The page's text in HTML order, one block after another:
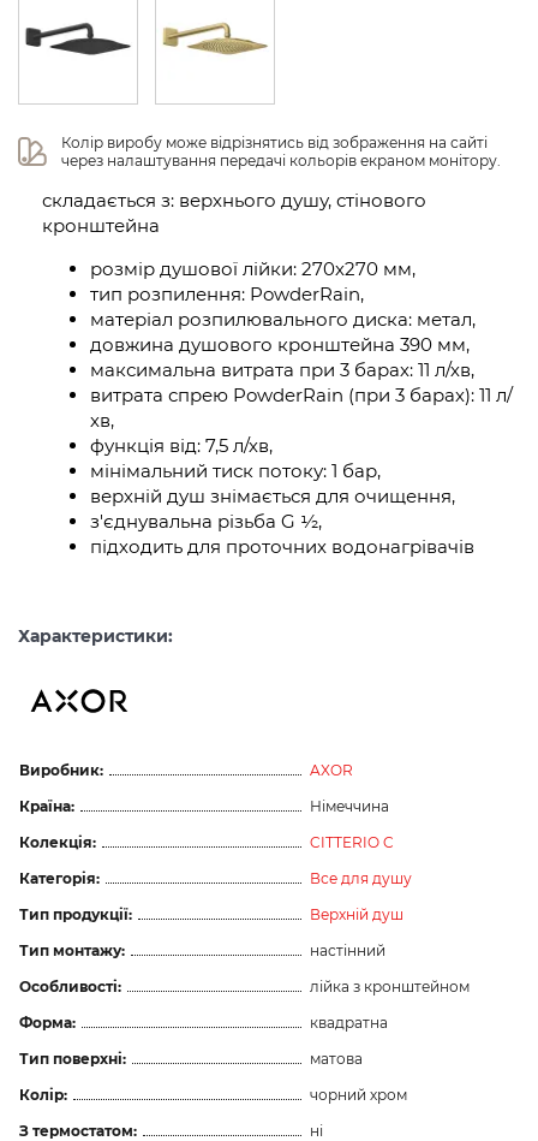
Колір виробу може відрізнятись від зображення на сайті
через налаштування передачі кольорів екраном монітору.
складається з: верхнього душу, стінового
кронштейна
розмір душової лійки: 270х270 мм,
тип розпилення: PowderRain,
матеріал розпилювального диска: метал,
довжина душового кронштейна 390 мм,
максимальна витрата при 3 барах: 11 л/хв,
витрата спрею PowderRain (при 3 барах): 11 л/
хв,
функція від: 7,5 л/хв,
мінімальний тиск потоку: 1 бар,
верхній душ знімається для очищення,
з'єднувальна різьба G ½,
підходить для проточних водонагрівачів
Характеристики:
Виробник:
AXOR
Країна:
Німеччина
Колекція:
CITTERIO C
Категорія:
Все для душу
Тип продукції:
Верхній душ
Тип монтажу:
настінний
Особливості:
лійка з кронштейном
Форма:
квадратна
Тип поверхні:
матова
Колір:
чорний хром
З термостатом:
ні